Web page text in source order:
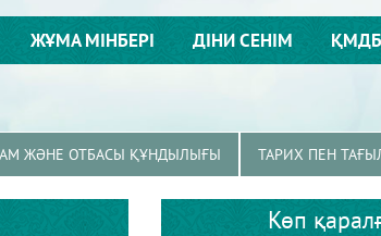
ЖҰМА МІНБЕРІ ДІНИ СЕНІМ ҚМДБ
ЖӘНЕ ОТБАСЫ ҚҰНДЫЛЫҒЫ ТАРИХ ПЕН
Көп